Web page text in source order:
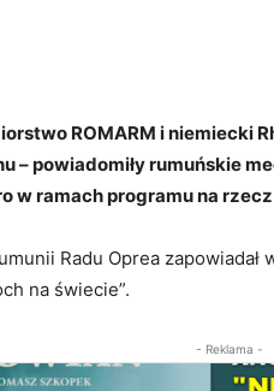
ROMARM i niemiecki
– powiadomiły rumuńskie
w ramach programu na
Radu Oprea
na świecie”.
- Reklama -